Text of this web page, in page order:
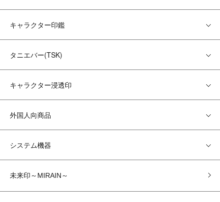
キャラクター印鑑
タニエバー(TSK)
キャラクター浸透印
外国人向商品
システム機器
未来印～MIRAIN～